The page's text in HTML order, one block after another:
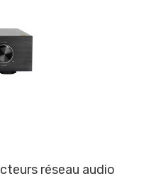
réseau audio